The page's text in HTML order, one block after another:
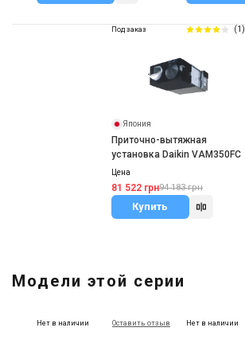
Под заказ (1)
Япония
Приточно-вытяжная
установка Daikin VAM350FC
Цена
81 522 грн94 183 грн
Купить
Модели этой серии
Нет в наличии Оставить отзыв Нет в наличии